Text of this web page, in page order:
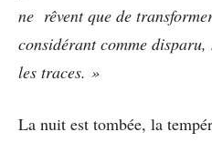
ne rêvent que de
considérant comme disparu,
les traces. »
La nuit est tombée, la